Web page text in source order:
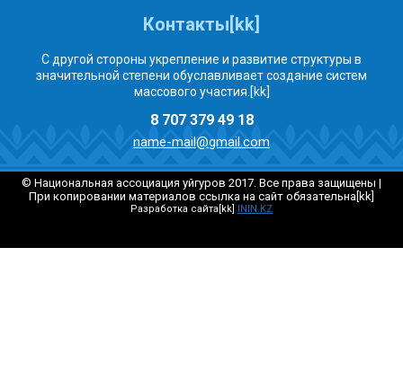
Контакты[kk]
С другой стороны укрепление и развитие структуры в
значительной степени обуславливает создание систем
массового участия.[kk]
8 707 379 49 18
name-mail@gmail.com
© Национальная ассоциация уйгуров 2017. Все права защищены |
При копировании материалов ссылка на сайт обязательна[kk]
Разработка сайта[kk] ININ.KZ